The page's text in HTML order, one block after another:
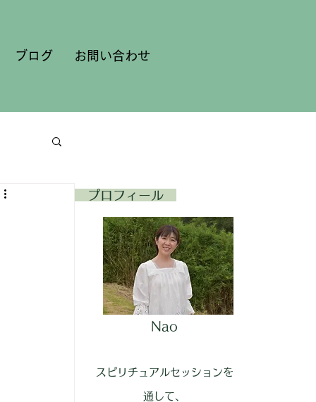
ブログ お問い合わせ
​ プロフィール
Nao
スピリチュアルセッションを
通して、